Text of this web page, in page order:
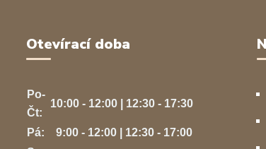
Otevírací doba
Po-
Čt:
10:00 - 12:00 | 12:30 - 17:30
Pá:
9:00 - 12:00 | 12:30 - 17:00